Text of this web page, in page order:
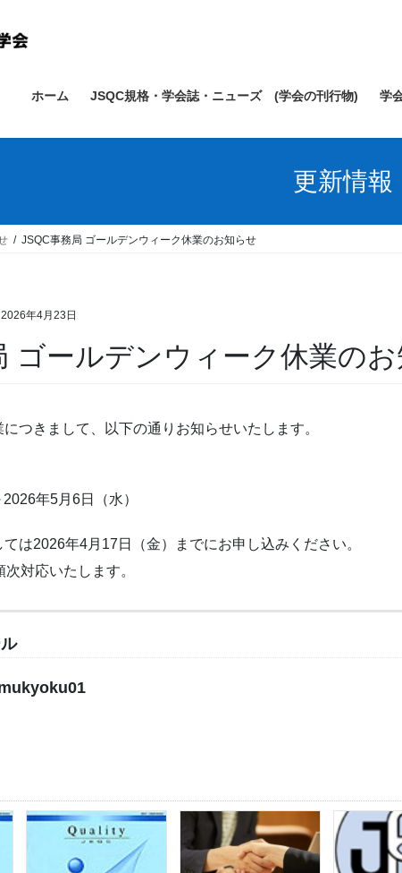
ホーム JSQC規格・学会誌・ニューズ (学会の刊行物) 学
更新情報
JSQC事務局 ゴールデンウィーク休業のお知らせ
2026年4月23日
ゴールデンウィーク休業の
つきまして、以下の通りお知らせいたします。
年5月6日（水）
は2026年4月17日（金）までにお申し込みください。
対応いたします。